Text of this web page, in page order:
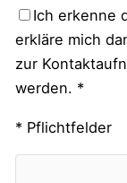
Ich erkenne
erkläre mich
zur
werden. *
* Pflichtfelder